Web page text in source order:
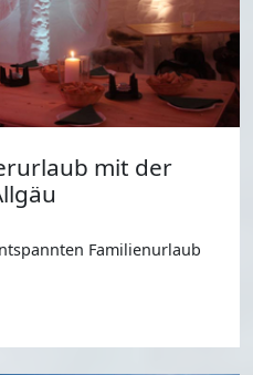
mit der
Familienurlaub